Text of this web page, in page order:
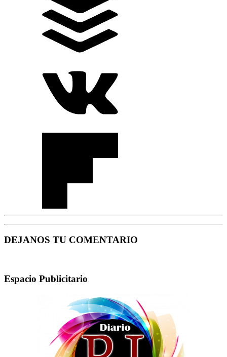
DEJANOS TU COMENTARIO
Espacio Publicitario